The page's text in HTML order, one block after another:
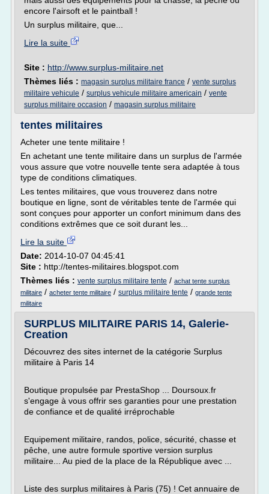
encore l'airsoft et le paintball !
Un surplus militaire, que...
Lire la suite
Site : http://www.surplus-militaire.net
Thèmes liés : magasin surplus militaire france / vente surplus
militaire vehicule / surplus vehicule militaire americain / vente
surplus militaire occasion / magasin surplus militaire
tentes militaires
Acheter une tente militaire !
En achetant une tente militaire dans un surplus de l'armée
vous assure que votre nouvelle tente sera adaptée à tous
type de conditions climatiques.
Les tentes militaires, que vous trouverez dans notre
boutique en ligne, sont de véritables tente de l'armée qui
sont conçues pour apporter un confort minimum dans des
conditions extrêmes que ce soit durant les...
Lire la suite
Date: 2014-10-07 04:45:41
Site : http://tentes-militaires.blogspot.com
Thèmes liés : vente surplus militaire tente / achat tente surplus
militaire / acheter tente militaire / surplus militaire tente / grande tente
militaire
SURPLUS MILITAIRE PARIS 14, Galerie-
Creation
Découvrez des sites internet de la catégorie Surplus
militaire à Paris 14
Boutique propulsée par PrestaShop ... Doursoux.fr
s'engage à vous offrir ses garanties pour une prestation
de confiance et de qualité irréprochable
Equipement militaire, randos, police, sécurité, chasse et
pêche, une autre formule sportive version surplus
militaire... Au pied de la place de la République avec ...
Liste des surplus militaires à Paris (75) ! Cet annuaire de